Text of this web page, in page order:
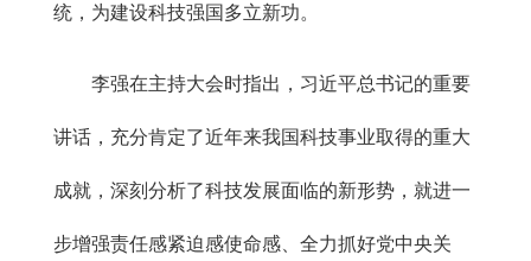
统，为建设科技强国多立新功。
李强在主持大会时指出，习近平总书记的重要
讲话，充分肯定了近年来我国科技事业取得的重大
成就，深刻分析了科技发展面临的新形势，就进一
步增强责任感紧迫感使命感、全力抓好党中央关